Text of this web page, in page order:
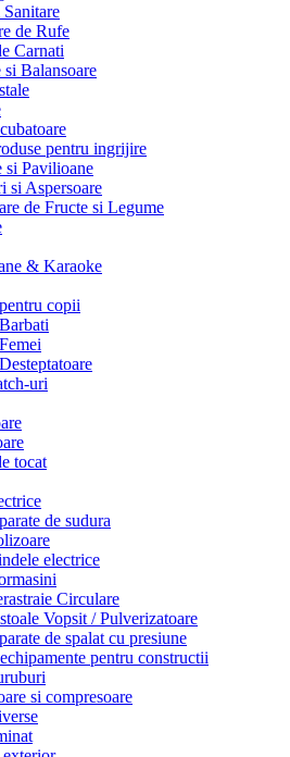
de Rufe
Carnati
si Balansoare
pentru ingrijire
si Pavilioane
si Aspersoare
de Fructe si Legume
& Karaoke
copii
uri
tocat
de sudura
electrice
Circulare
Vopsit / Pulverizatoare
de spalat cu presiune
pentru constructii
si compresoare